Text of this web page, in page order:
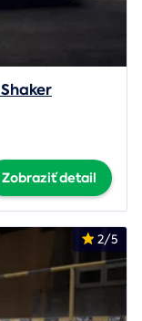
Zobraziť detail
2/5